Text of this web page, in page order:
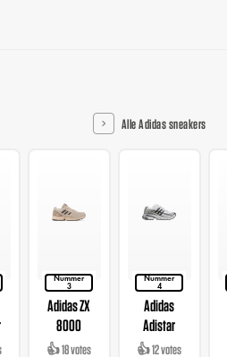
Alle Adidas sneakers
Nummer
3
Adidas ZX
8000
👍 18 votes
Nummer
4
Adidas
Adistar
👍 12 votes